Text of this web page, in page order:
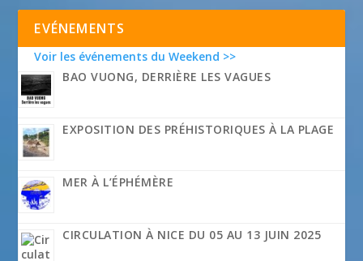
EVÉNEMENTS
Voir les événements du Weekend >>
BAO VUONG, DERRIÈRE LES VAGUES
EXPOSITION DES PRÉHISTORIQUES À LA PLAGE
MER À L’ÉPHÉMÈRE
CIRCULATION À NICE DU 05 AU 13 JUIN 2025